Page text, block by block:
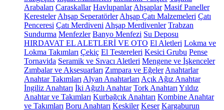
Arabaları Caraskallar Havlupanlar Ahşaplar Masif Paneller
Keresteler Ahşap Seperatörler Ahşap Çatı Malzemeleri Çatı
Penceresi Çatı Merdiveni Ahşap Merdivenler Trabzan
Sundurma Menfezler Banyo Menfezi Su Deposu
HIRDAVAT EL ALETLERİ VE OTO El Aletleri Lokma ve
Lokma Takımları Çekiç El Testereleri Kesici Grubu Pense
Tornavida Seramik ve Sıvacı Aletleri Mengene ve İşkenceler
Zımbalar ve Aksesuarları Zımpara ve Eğeler Anahtarlar
Anahtar Takımları Alyan Anahtarları Açık Ağız Anahtar
İngiliz Anahtarı İki Ağızlı Anahtar Tork Anahtarı Yıldız
Anahtar ve Takımları Kurbağcık Anahtarı Kombine Anahtar
ve Takımları Boru Anahtarı Keskiler Keser Kargaburun